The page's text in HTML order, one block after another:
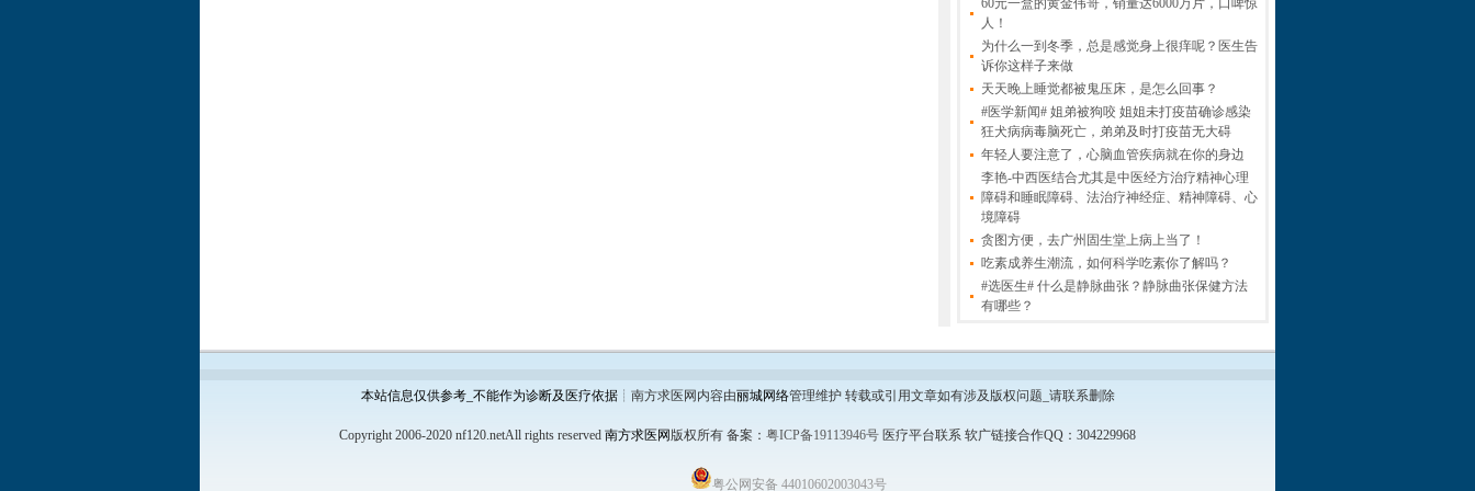
60元一盒的黄金伟哥，销量达6000万片，口啤惊
人！
为什么一到冬季，总是感觉身上很痒呢？医生告
诉你这样子来做
天天晚上睡觉都被鬼压床，是怎么回事？
#医学新闻# 姐弟被狗咬 姐姐未打疫苗确诊感染
狂犬病病毒脑死亡，弟弟及时打疫苗无大碍
年轻人要注意了，心脑血管疾病就在你的身边
李艳-中西医结合尤其是中医经方治疗精神心理
障碍和睡眠障碍、法治疗神经症、精神障碍、心
境障碍
贪图方便，去广州固生堂上病上当了！
吃素成养生潮流，如何科学吃素你了解吗？
#选医生# 什么是静脉曲张？静脉曲张保健方法
有哪些？
本站信息仅供参考_不能作为诊断及医疗依据┊南方求医网内容由丽城网络管理维护 转载或引用文章如有涉及版权问题_请联系删除
Copyright 2006-2020 nf120.netAll rights reserved 南方求医网 版权所有 备案： 粤ICP备19113946号 医疗平台联系 软广链接合作QQ：304229968
粤公网安备 44010602003043号